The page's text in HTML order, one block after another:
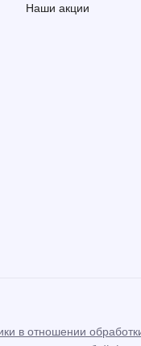
Наши акции
в отношении